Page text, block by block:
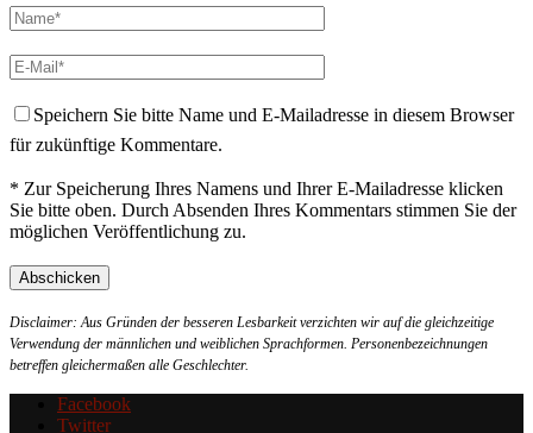
Speichern Sie bitte Name und E-Mailadresse in diesem Browser
für zukünftige Kommentare.
* Zur Speicherung Ihres Namens und Ihrer E-Mailadresse klicken
Sie bitte oben. Durch Absenden Ihres Kommentars stimmen Sie der
möglichen Veröffentlichung zu.
Disclaimer: Aus Gründen der besseren Lesbarkeit verzichten wir auf die gleichzeitige
Verwendung der männlichen und weiblichen Sprachformen. Personenbezeichnungen
betreffen gleichermaßen alle Geschlechter.
Facebook
Twitter